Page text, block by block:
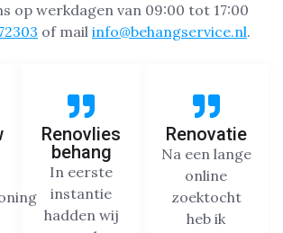
op werkdagen van 09:00 tot 17:00
of mail info@behangservice.nl.
Renovlies
behang
In eerste
instantie
hadden wij
Renovatie
Na een lange
online
zoektocht
heb ik